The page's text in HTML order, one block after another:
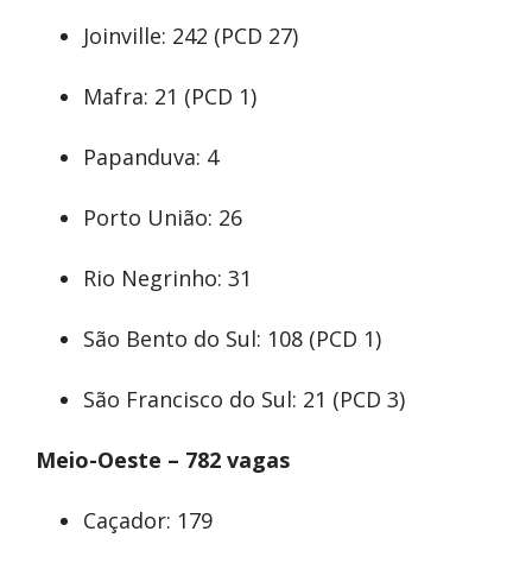
Joinville: 242 (PCD 27)
Mafra: 21 (PCD 1)
Papanduva: 4
Porto União: 26
Rio Negrinho: 31
São Bento do Sul: 108 (PCD 1)
São Francisco do Sul: 21 (PCD 3)
Meio-Oeste – 782 vagas
Caçador: 179